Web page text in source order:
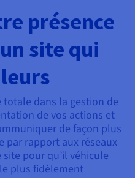
présence
site qui
dans la gestion de
de vos actions et
de façon plus
par rapport aux réseaux
pour qu’il véhicule
plus fidèlement